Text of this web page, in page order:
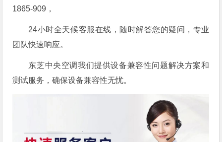
1865-909，
24小时全天候客服在线，随时解答您的疑问，专业
团队快速响应。
东芝中央空调我们提供设备兼容性问题解决方案和
测试服务，确保设备兼容性无忧。